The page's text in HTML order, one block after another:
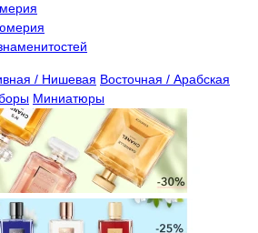
/ Нишевая Восточная / Арабская
Миниатюры